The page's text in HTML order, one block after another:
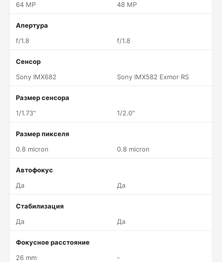
64 MP
48 MP
Апертура
f/1.8
f/1.8
Сенсор
Sony IMX682
Sony IMX582 Exmor RS
Размер сенсора
1/1.73"
1/2.0"
Размер пикселя
0.8 micron
0.8 micron
Автофокус
Да
Да
Стабилизация
Да
Да
Фокусное расстояние
26 mm
-